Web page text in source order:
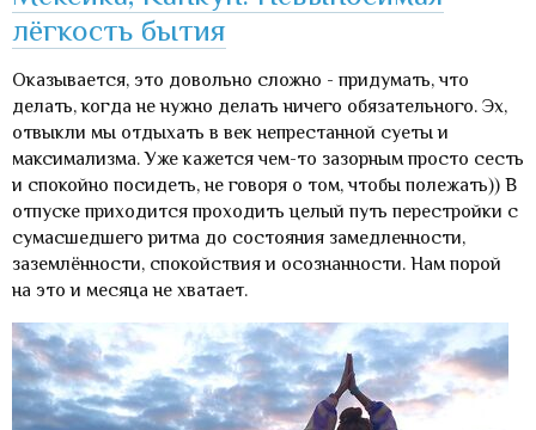
лёгкость бытия
Оказывается, это довольно сложно - придумать, что
делать, когда не нужно делать ничего обязательного. Эх,
отвыкли мы отдыхать в век непрестанной суеты и
максимализма. Уже кажется чем-то зазорным просто сесть
и спокойно посидеть, не говоря о том, чтобы полежать)) В
отпуске приходится проходить целый путь перестройки с
сумасшедшего ритма до состояния замедленности,
заземлённости, спокойствия и осознанности. Нам порой
на это и месяца не хватает.